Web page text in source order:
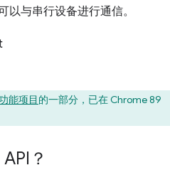
以与串行设备进行通信。
能项目的一部分，已在 Chrome 89
？